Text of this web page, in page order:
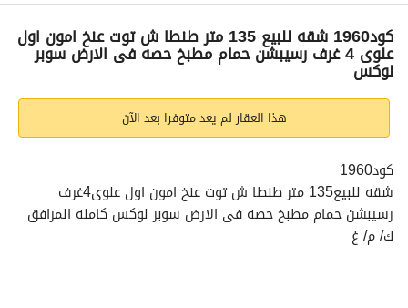
التفاصيل الاتجاهات والمؤشرات رهن عقاري
كود1960 شقه للبيع 135 متر طنطا ش توت عنخ امون اول
علوى 4 غرف رسيبشن حمام مطبخ حصه فى الارض سوبر
لوكس
هذا العقار لم يعد متوفرا بعد الآن
كود1960
ك/ م/ غ